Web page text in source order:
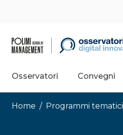
Osservatori Convegni
Home / Programmi tematici